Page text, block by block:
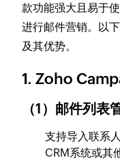
款功能强大且易于
进行邮件营销。以
及其优势。
1. Zoho
（1）邮件列表
支持导入联系
CRM系统或其